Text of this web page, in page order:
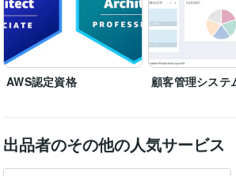
AWS認定資格 顧客管理システ
出品者のその他の人気サービス